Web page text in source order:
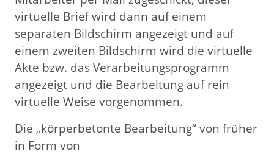
virtuelle Brief wird dann auf einem
separaten Bildschirm angezeigt und auf
einem zweiten Bildschirm wird die virtuelle
Akte bzw. das Verarbeitungsprogramm
angezeigt und die Bearbeitung auf rein
virtuelle Weise vorgenommen.
Die „körperbetonte Bearbeitung“ von früher
in Form von